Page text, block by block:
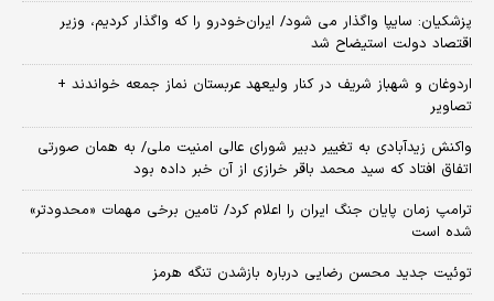
پزشکیان: سایپا واگذار می شود/ ایران‌خودرو را که واگذار کردیم، وزیر
اقتصاد دولت استیضاح شد
اردوغان و شهباز شریف در کنار ولیعهد عربستان نماز جمعه خواندند +
تصاویر
واکنش زیدآبادی به تغییر دبیر شورای عالی امنیت ملی/ به همان صورتی
اتفاق افتاد که سید محمد باقر خرازی از آن خبر داده بود
ترامپ زمان پایان جنگ ایران را اعلام کرد/ تامین برخی مهمات «محدودتر»
شده است
توئیت جدید محسن رضایی درباره بازشدن تنگه هرمز